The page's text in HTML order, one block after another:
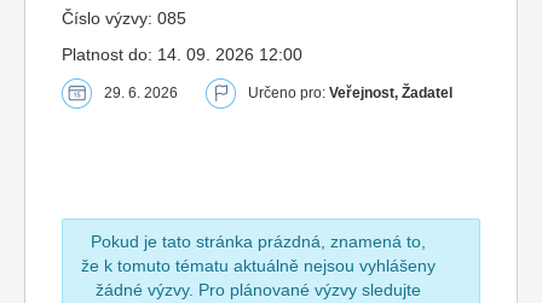
Číslo výzvy: 085
Platnost do: 14. 09. 2026 12:00
29. 6. 2026 Určeno pro: Veřejnost, Žadatel
Pokud je tato stránka prázdná, znamená to,
že k tomuto tématu aktuálně nejsou vyhlášeny
žádné výzvy. Pro plánované výzvy sledujte